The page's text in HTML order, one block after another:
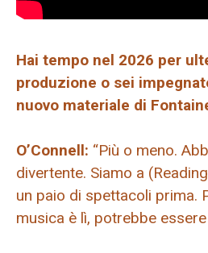
Hai tempo nel 2026 per
produzione o sei
nuovo materiale di
O’Connell: “Più o meno.
divertente. Siamo a
un paio di spettacoli prima.
musica è lì, potrebbe